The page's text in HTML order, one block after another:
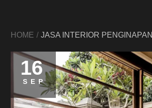
HOME JASA INTERIOR PENGINAPAN
16
SEP